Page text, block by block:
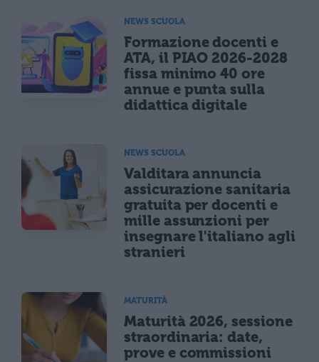
NEWS SCUOLA
Formazione docenti e
ATA, il PIAO 2026-2028
fissa minimo 40 ore
annue e punta sulla
didattica digitale
NEWS SCUOLA
Valditara annuncia
assicurazione sanitaria
gratuita per docenti e
mille assunzioni per
insegnare l'italiano agli
stranieri
MATURITÀ
Maturità 2026, sessione
straordinaria: date,
prove e commissioni